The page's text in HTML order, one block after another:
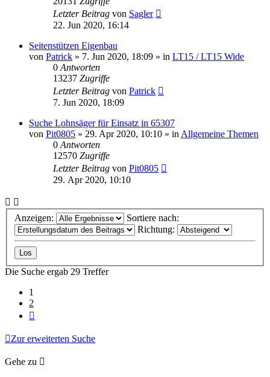
Letzter Beitrag von Sagler
22. Jun 2020, 16:14
Seitenstützen Eigenbau
von Patrick » 7. Jun 2020, 18:09 » in LT15 / LT15 Wide
0 Antworten
13237 Zugriffe
Letzter Beitrag von Patrick
7. Jun 2020, 18:09
Suche Lohnsäger für Einsatz in 65307
von Pit0805 » 29. Apr 2020, 10:10 » in Allgemeine Themen
0 Antworten
12570 Zugriffe
Letzter Beitrag von Pit0805
29. Apr 2020, 10:10
Anzeigen:
Sortiere nach:
Richtung:
Die Suche ergab 29 Treffer
1
2
Zur erweiterten Suche
Gehe zu